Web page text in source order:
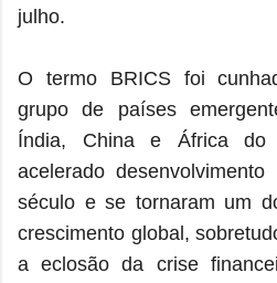
julho.
O termo BRICS foi
grupo de países
Índia, China e África
acelerado
século e se tornaram um
crescimento global,
a eclosão da crise